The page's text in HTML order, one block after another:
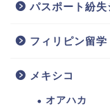
パスポート紛失
フィリピン留学
メキシコ
オアハカ